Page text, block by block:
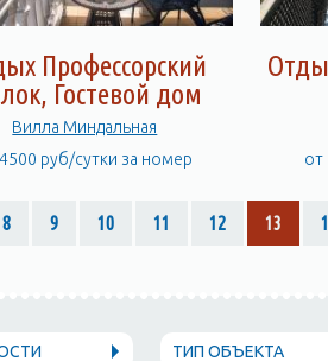
Профессорский
Гостевой дом
Вилла Миндальная
руб/сутки за номер
от
8 9 10 11 12 13
ТИП ОБЪЕКТА